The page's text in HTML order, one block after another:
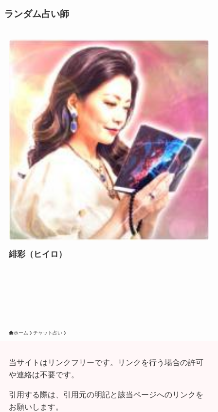
ン
ランダム占い師
緋彩（ヒイロ）
ホーム チャット占い
当サイトはリンクフリーです。リンクを行う場合の許可
や連絡は不要です。
引用する際は、引用元の明記と該当ページへのリンクを
お願いします。